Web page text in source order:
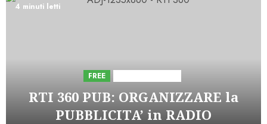
4 minuti letti
FREE
RTI 360 PUB: ORGANIZZARE la
PUBBLICITA’ in RADIO